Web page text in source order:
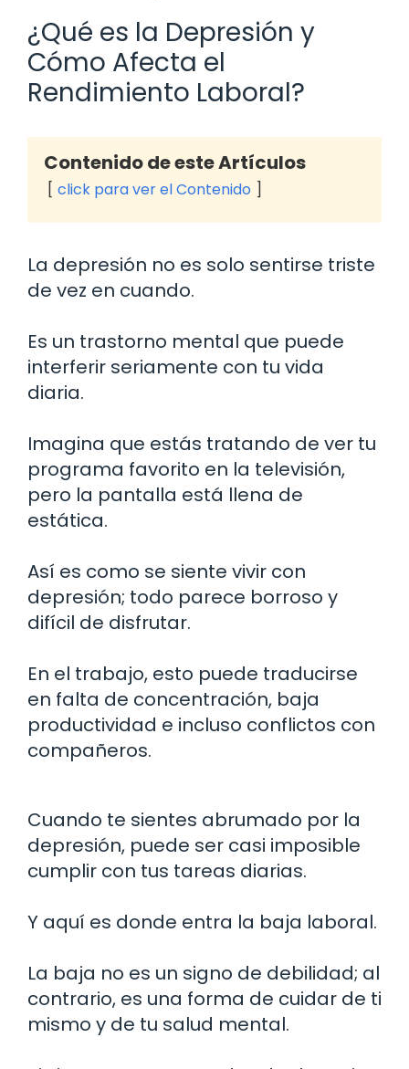
¿Qué es la Depresión y
Cómo Afecta el
Rendimiento Laboral?
Contenido de este Artículos
click para ver el Contenido
La depresión no es solo sentirse triste
de vez en cuando.
Es un trastorno mental que puede
interferir seriamente con tu vida
diaria.
Imagina que estás tratando de ver tu
programa favorito en la televisión,
pero la pantalla está llena de
estática.
Así es como se siente vivir con
depresión; todo parece borroso y
difícil de disfrutar.
En el trabajo, esto puede traducirse
en falta de concentración, baja
productividad e incluso conflictos con
compañeros.
Cuando te sientes abrumado por la
depresión, puede ser casi imposible
cumplir con tus tareas diarias.
Y aquí es donde entra la baja laboral.
La baja no es un signo de debilidad; al
contrario, es una forma de cuidar de ti
mismo y de tu salud mental.